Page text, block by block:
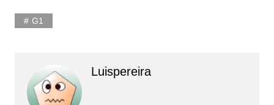
G1
Luispereira